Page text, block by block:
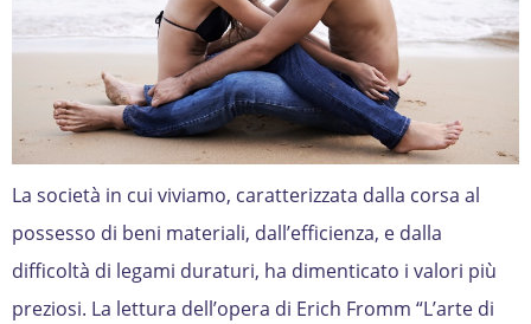
La società in cui viviamo, caratterizzata dalla corsa al
possesso di beni materiali, dall’efficienza, e dalla
difficoltà di legami duraturi, ha dimenticato i valori più
preziosi. La lettura dell’opera di Erich Fromm “L’arte di